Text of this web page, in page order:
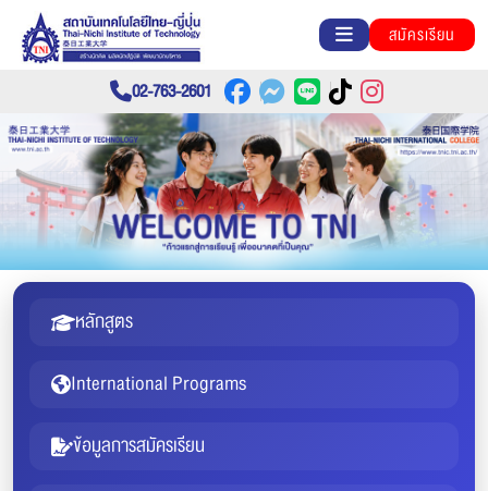
สมัครเรียน
02-763-2601
หลักสูตร
International Programs
ข้อมูลการสมัครเรียน